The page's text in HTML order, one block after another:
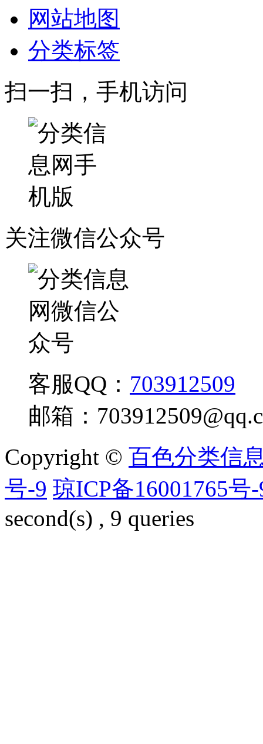
网站地图
分类标签
扫一扫，手机访问
关注微信公众号
客服QQ： 703912509
邮箱：
Copyright © 百色分类信
号-9 琼ICP备16001765号
second(s) , 9 queries